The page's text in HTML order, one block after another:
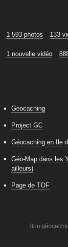
1 593 photos 133
1 nouvelle vidéo
Geocaching
Project GC
Géocaching en Ile
Géo-Map dans les
ailleurs)
Page de TOF
Bon